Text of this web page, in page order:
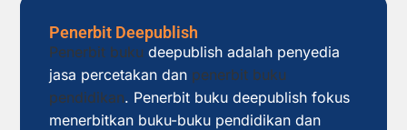
Penerbit Deepublish
Penerbit buku deepublish adalah penyedia
jasa percetakan dan penerbit buku
pendidikan. Penerbit buku deepublish fokus
menerbitkan buku-buku pendidikan dan